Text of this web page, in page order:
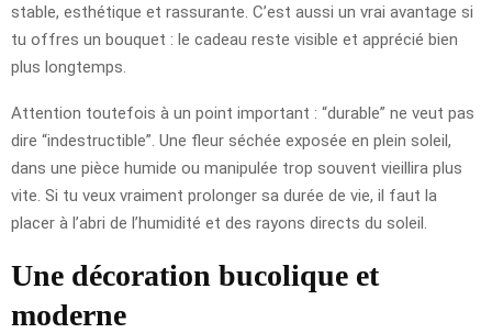
stable, esthétique et rassurante. C’est aussi un vrai avantage si
tu offres un bouquet : le cadeau reste visible et apprécié bien
plus longtemps.
Attention toutefois à un point important : “durable” ne veut pas
dire “indestructible”. Une fleur séchée exposée en plein soleil,
dans une pièce humide ou manipulée trop souvent vieillira plus
vite. Si tu veux vraiment prolonger sa durée de vie, il faut la
placer à l’abri de l’humidité et des rayons directs du soleil.
Une décoration bucolique et
moderne